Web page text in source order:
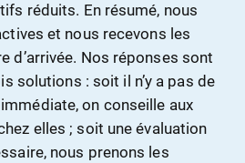
réduits. En résumé, nous
et nous recevons les
d’arrivée. Nos réponses sont
solutions : soit il n’y a pas de
on conseille aux
elles ; soit une évaluation
nous prenons les